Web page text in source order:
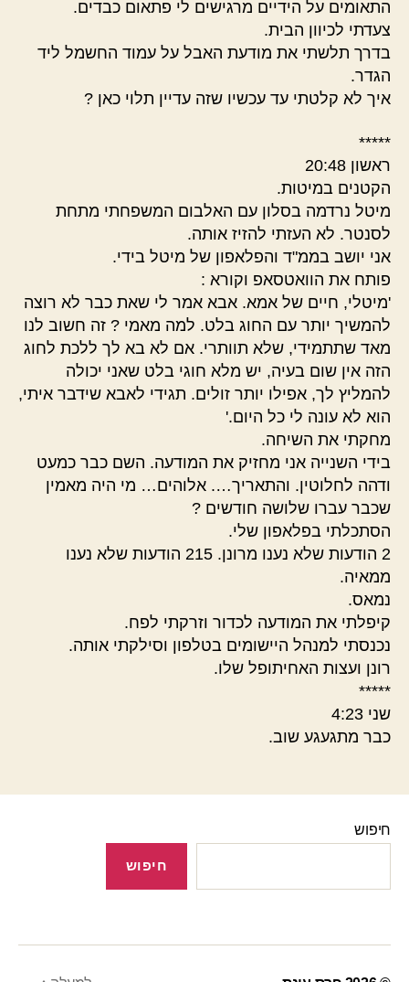
התאומים על הידיים מרגישים לי פתאום כבדים.
צעדתי לכיוון הבית.
בדרך תלשתי את מודעת האבל על עמוד החשמל ליד
הגדר.
איך לא קלטתי עד עכשיו שזה עדיין תלוי כאן ?
*****
ראשון 20:48
הקטנים במיטות.
מיטל נרדמה בסלון עם האלבום המשפחתי מתחת
לסנטר. לא העזתי להזיז אותה.
אני יושב בממ"ד והפלאפון של מיטל בידי.
פותח את הוואטסאפ וקורא :
'מיטלי, חיים של אמא. אבא אמר לי שאת כבר לא רוצה
להמשיך יותר עם החוג בלט. למה מאמי ? זה חשוב לנו
מאד שתתמידי, שלא תוותרי. אם לא בא לך ללכת לחוג
הזה אין שום בעיה, יש מלא חוגי בלט שאני יכולה
להמליץ לך, אפילו יותר זולים. תגידי לאבא שידבר איתי,
הוא לא עונה לי כל היום.'
מחקתי את השיחה.
בידי השנייה אני מחזיק את המודעה. השם כבר כמעט
ודהה לחלוטין. והתאריך…. אלוהים… מי היה מאמין
שכבר עברו שלושה חודשים ?
הסתכלתי בפלאפון שלי.
2 הודעות שלא נענו מרונן. 215 הודעות שלא נענו
ממאיה.
נמאס.
קיפלתי את המודעה לכדור וזרקתי לפח.
נכנסתי למנהל היישומים בטלפון וסילקתי אותה.
רונן ועצות האחיתופל שלו.
*****
שני 4:23
כבר מתגעגע שוב.
חיפוש
חיפוש